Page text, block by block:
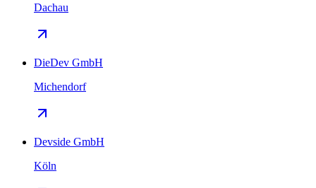
Dachau
DieDev GmbH
Michendorf
Devside GmbH
Köln